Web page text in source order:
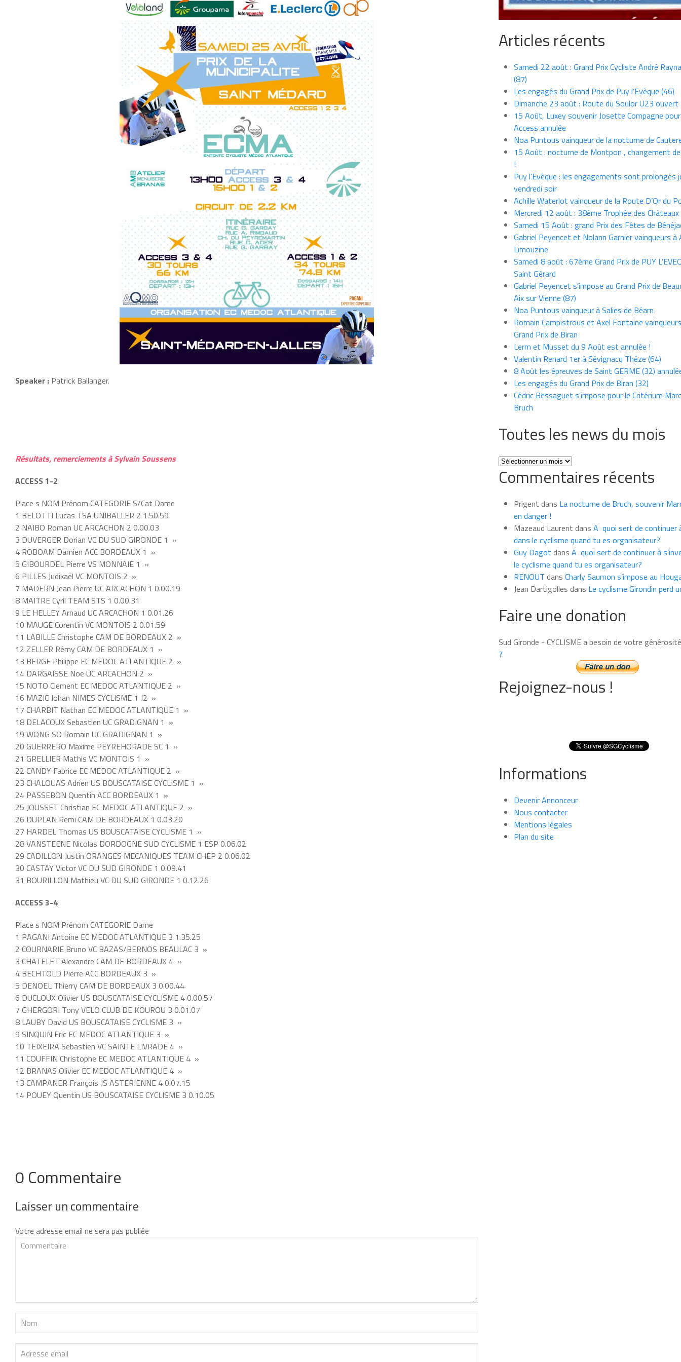
Speaker : Patrick Ballanger.
Résultats, remerciements à Sylvain Soussens
ACCESS 1-2
Place s NOM Prénom CATEGORIE S/Cat Dame
1 BELOTTI Lucas TSA UNIBALLER 2 1.50.59
2 NAIBO Roman UC ARCACHON 2 0.00.03
3 DUVERGER Dorian VC DU SUD GIRONDE 1 »
4 ROBOAM Damien ACC BORDEAUX 1 »
5 GIBOURDEL Pierre VS MONNAIE 1 »
6 PILLES Judikaël VC MONTOIS 2 »
7 MADERN Jean Pierre UC ARCACHON 1 0.00.19
8 MAITRE Cyril TEAM STS 1 0.00.31
9 LE HELLEY Arnaud UC ARCACHON 1 0.01.26
10 MAUGE Corentin VC MONTOIS 2 0.01.59
11 LABILLE Christophe CAM DE BORDEAUX 2 »
12 ZELLER Rémy CAM DE BORDEAUX 1 »
13 BERGE Philippe EC MEDOC ATLANTIQUE 2 »
14 DARGAISSE Noe UC ARCACHON 2 »
15 NOTO Clement EC MEDOC ATLANTIQUE 2 »
16 MAZIC Johan NIMES CYCLISME 1 J2 »
17 CHARBIT Nathan EC MEDOC ATLANTIQUE 1 »
18 DELACOUX Sebastien UC GRADIGNAN 1 »
19 WONG SO Romain UC GRADIGNAN 1 »
20 GUERRERO Maxime PEYREHORADE SC 1 »
21 GRELLIER Mathis VC MONTOIS 1 »
22 CANDY Fabrice EC MEDOC ATLANTIQUE 2 »
23 CHALOUAS Adrien US BOUSCATAISE CYCLISME 1 »
24 PASSEBON Quentin ACC BORDEAUX 1 »
25 JOUSSET Christian EC MEDOC ATLANTIQUE 2 »
26 DUPLAN Remi CAM DE BORDEAUX 1 0.03.20
27 HARDEL Thomas US BOUSCATAISE CYCLISME 1 »
28 VANSTEENE Nicolas DORDOGNE SUD CYCLISME 1 ESP 0.06.02
29 CADILLON Justin ORANGES MECANIQUES TEAM CHEP 2 0.06.02
30 CASTAY Victor VC DU SUD GIRONDE 1 0.09.41
31 BOURILLON Mathieu VC DU SUD GIRONDE 1 0.12.26
ACCESS 3-4
Place s NOM Prénom CATEGORIE Dame
1 PAGANI Antoine EC MEDOC ATLANTIQUE 3 1.35.25
2 COURNARIE Bruno VC BAZAS/BERNOS BEAULAC 3 »
3 CHATELET Alexandre CAM DE BORDEAUX 4 »
4 BECHTOLD Pierre ACC BORDEAUX 3 »
5 DENOEL Thierry CAM DE BORDEAUX 3 0.00.44
6 DUCLOUX Olivier US BOUSCATAISE CYCLISME 4 0.00.57
7 GHERGORI Tony VELO CLUB DE KOUROU 3 0.01.07
8 LAUBY David US BOUSCATAISE CYCLISME 3 »
9 SINQUIN Eric EC MEDOC ATLANTIQUE 3 »
10 TEIXEIRA Sebastien VC SAINTE LIVRADE 4 »
11 COUFFIN Christophe EC MEDOC ATLANTIQUE 4 »
12 BRANAS Olivier EC MEDOC ATLANTIQUE 4 »
13 CAMPANER François JS ASTERIENNE 4 0.07.15
14 POUEY Quentin US BOUSCATAISE CYCLISME 3 0.10.05
0 Commentaire
Laisser un commentaire
Votre adresse email ne sera pas publiée
Articles récents
Samedi 22 août : Grand Prix Cycliste André
(87)
Les engagés du Grand Prix de Puy l’Evèque (46)
Dimanche 23 août : Route du Soulor U23 ouvert
15 Août, Luxey souvenir Josette Compagne
Access annulée
Noa Puntous vainqueur de la nocturne de
15 Août : nocturne de Montpon , changement
!
Puy l’Evèque : les engagements sont prolongés
vendredi soir
Achille Waterlot vainqueur de la Route D’Or du
Mercredi 12 août : 38ème Trophée des Châteaux
Samedi 15 Août : grand Prix des Fêtes de
Gabriel Peyencet et Nolann Garnier vainqueurs à
Limouzine
Samedi 8 août : 67ème Grand Prix de PUY
Saint Gérard
Gabriel Peyencet s’impose au Grand Prix de
Aix sur Vienne (87)
Noa Puntous vainqueur à Salies de Béarn
Romain Campistrous et Axel Fontaine
Grand Prix de Biran
Lerm et Musset du 9 Août est annulée !
Valentin Renard 1er à Sévignacq Théze (64)
8 Août les épreuves de Saint GERME (32)
Les engagés du Grand Prix de Biran (32)
Cédric Bessaguet s’impose pour le Critérium
Bruch
Toutes les news du mois
Toutes
les
news
mois
Commentaires récents
Prigent dans La nocturne de Bruch, souvenir
en danger !
Mazeaud Laurent dans A quoi sert de continuer
dans le cyclisme quand tu es organisateur?
Guy Dagot dans A quoi sert de continuer à
le cyclisme quand tu es organisateur?
RENOUT dans Charly Saumon s’impose au
Jean Dartigolles dans Le cyclisme Girondin perd
Faire une donation
Sud Gironde - CYCLISME a besoin de votre
?
Rejoignez-nous !
Informations
Devenir Annonceur
Nous contacter
Mentions légales
Plan du site